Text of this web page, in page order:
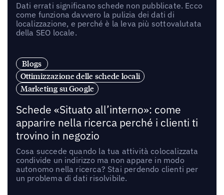
Dati errati significano schede non pubblicate. Ecco
come funziona davvero la pulizia dei dati di
localizzazione, e perché è la leva più sottovalutata
della SEO locale.
Blogs
Ottimizzazione delle schede locali
Marketing su Google
Schede «Situato all’interno»: come
apparire nella ricerca perché i clienti ti
trovino in negozio
Cosa succede quando la tua attività colocalizzata
condivide un indirizzo ma non appare in modo
autonomo nella ricerca? Stai perdendo clienti per
un problema di dati risolvibile.